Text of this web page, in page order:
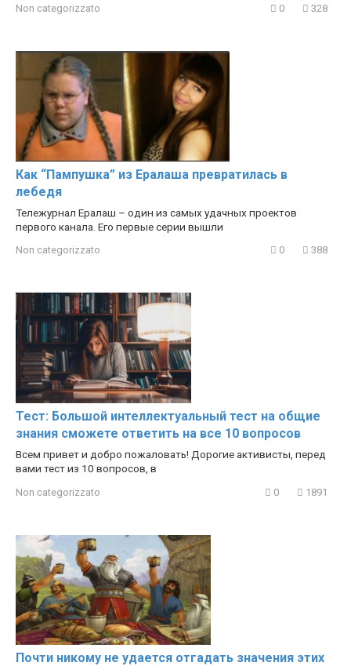
Non categorizzato 0 328
Как “Пампушка” из Ералаша превратилась в
лебедя
Тележурнал Ералаш – один из самых удачных проектов
первого канала. Его первые серии вышли
Non categorizzato 0 388
Тест: Большой интеллектуальный тест на общие
знания сможете ответить на все 10 вопросов
Всем привет и добро пожаловать! Дорогие активисты, перед
вами тест из 10 вопросов, в
Non categorizzato 0 1891
Почти никому не удается отгадать значения этих